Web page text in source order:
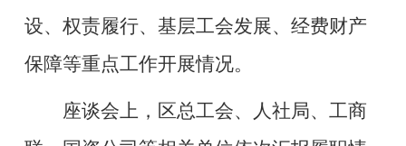
设、权责履行、基层工会发展、经费财产
保障等重点工作开展情况。
座谈会上，区总工会、人社局、工商